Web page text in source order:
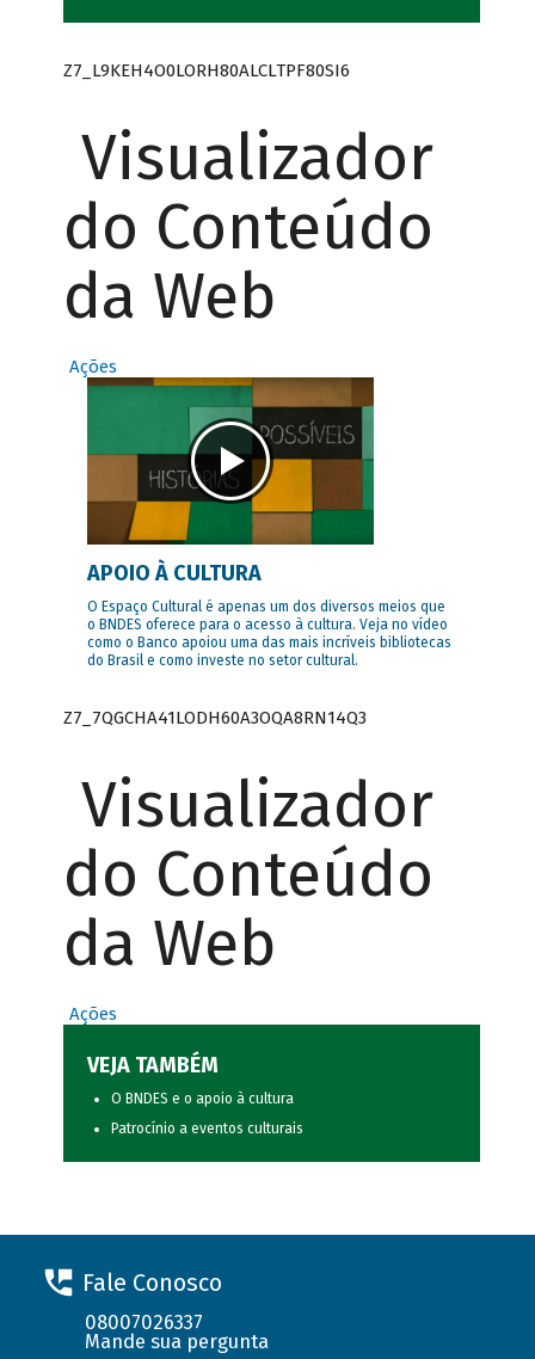
Z7_L9KEH4O0LORH80ALCLTPF80SI6
Visualizador
do Conteúdo
da Web
Ações
APOIO À CULTURA
O Espaço Cultural é apenas um dos diversos meios que
o BNDES oferece para o acesso à cultura. Veja no vídeo
como o Banco apoiou uma das mais incríveis bibliotecas
do Brasil e como investe no setor cultural.
Z7_7QGCHA41LODH60A3OQA8RN14Q3
Visualizador
do Conteúdo
da Web
Ações
VEJA TAMBÉM
O BNDES e o apoio à cultura
Patrocínio a eventos culturais
Fale Conosco
08007026337
Mande sua pergunta